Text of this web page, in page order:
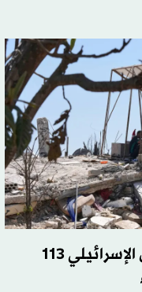
«يونيفيل» تسجّل إطلاق الجيش الإسرائيلي 113